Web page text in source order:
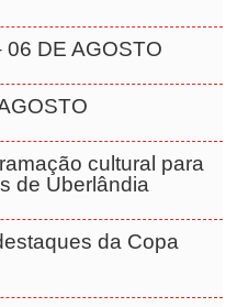
DE AGOSTO
cultural para
de Uberlândia
da Copa